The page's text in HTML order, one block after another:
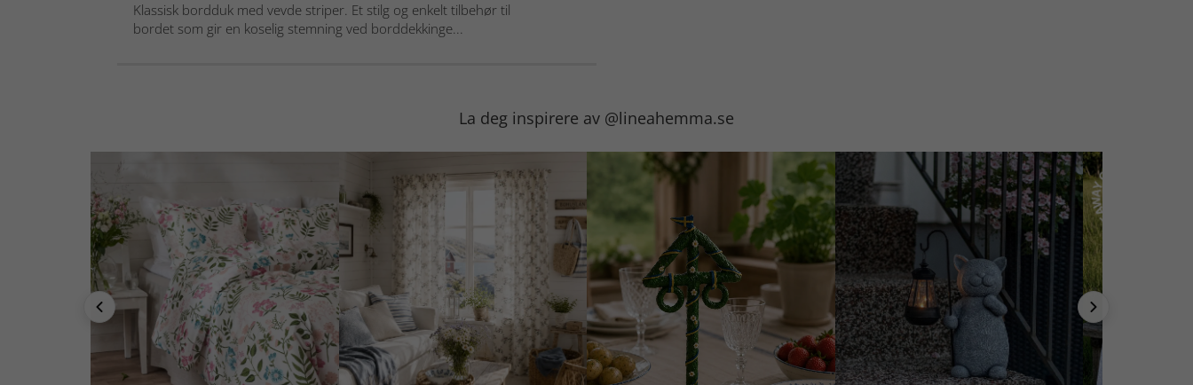
Klassisk bordduk med vevde striper. Et stilg og enkelt tilbehør til
bordet som gir en koselig stemning ved borddekkinge...
La deg inspirere av @lineahemma.se